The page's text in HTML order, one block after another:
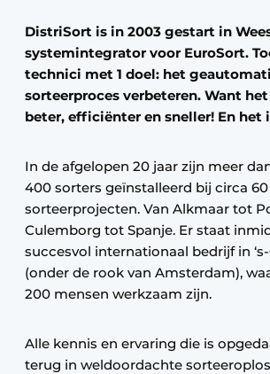
DistriSort is in 2003 gestart in
systemintegrator voor EuroSort.
technici met 1 doel: het
sorteerproces verbeteren. Want
beter, efficiënter en sneller! En het
In de afgelopen 20 jaar zijn meer
400 sorters geïnstalleerd bij circa 60
sorteerprojecten. Van Alkmaar tot
Culemborg tot Spanje. Er staat
succesvol internationaal bedrijf in
(onder de rook van Amsterdam),
200 mensen werkzaam zijn.
Alle kennis en ervaring die is
terug in weldoordachte